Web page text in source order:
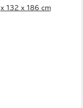
x 132 x 186 cm